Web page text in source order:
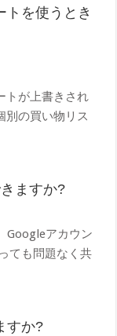
トを使うとき
トが上書きされ
別の買い物リス
ますか?
Googleアカウン
ても問題なく共
すか?